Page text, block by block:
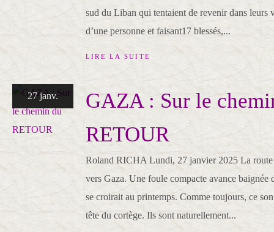
sud du Liban qui tentaient de revenir dans leurs
d’une personne et faisant17 blessés,...
LIRE LA SUITE
27 janv.
GAZA : Sur le
RETOUR
Roland RICHA Lundi, 27 janvier 2025 La route
vers Gaza. Une foule compacte avance baignée
se croirait au printemps. Comme toujours, ce
tête du cortège. Ils sont naturellement...